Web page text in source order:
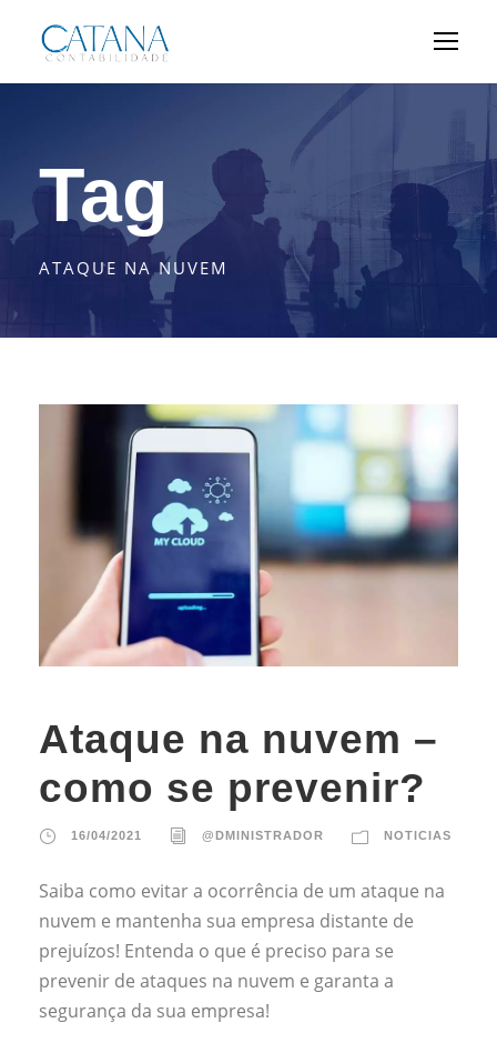
Tag
ATAQUE NA NUVEM
Ataque na nuvem –
como se prevenir?
16/04/2021 @DMINISTRADOR NOTICIAS
Saiba como evitar a ocorrência de um ataque na
nuvem e mantenha sua empresa distante de
prejuízos! Entenda o que é preciso para se
prevenir de ataques na nuvem e garanta a
segurança da sua empresa!